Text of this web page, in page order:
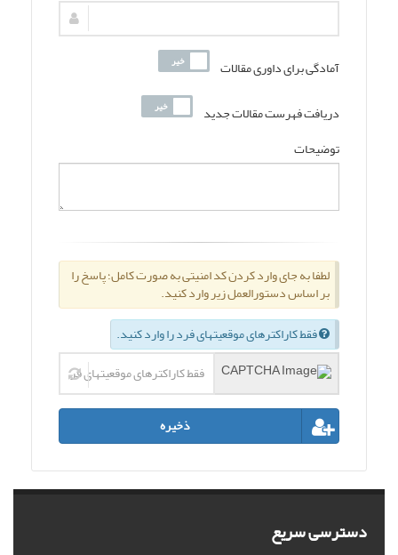
آمادگی برای داوری مقالات
دریافت فهرست مقالات جدید
توضیحات
لطفا به جای وارد کردن کد امنیتی به صورت کامل؛ پاسخ را
بر اساس دستورالعمل زیر وارد کنید.
فقط کاراکترهای موقعیتهای فرد را وارد کنید.
ذخیره
دسترسی سریع